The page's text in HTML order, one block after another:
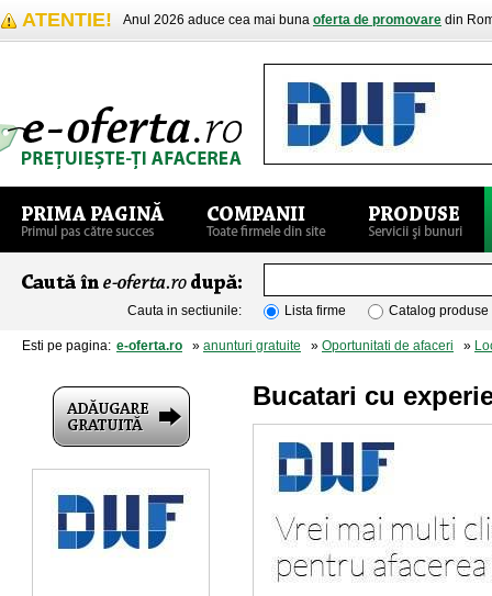
ATENTIE! Anul 2026 aduce cea mai buna oferta de promovare din
Cauta in sectiunile: Lista firme Catalog produse
Esti pe pagina: e-oferta.ro » anunturi gratuite » Oportunitati de afaceri »
Bucatari cu